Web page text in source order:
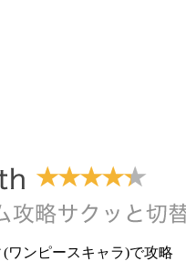
ワンピースキャラ)で攻略